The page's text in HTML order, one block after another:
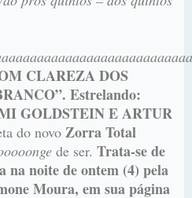
CLAREZA DOS
Estrelando:
GOLDSTEIN E ARTUR
do novo Zorra Total
de ser. Trata-se de
na noite de ontem (4) pela
Moura, em sua página